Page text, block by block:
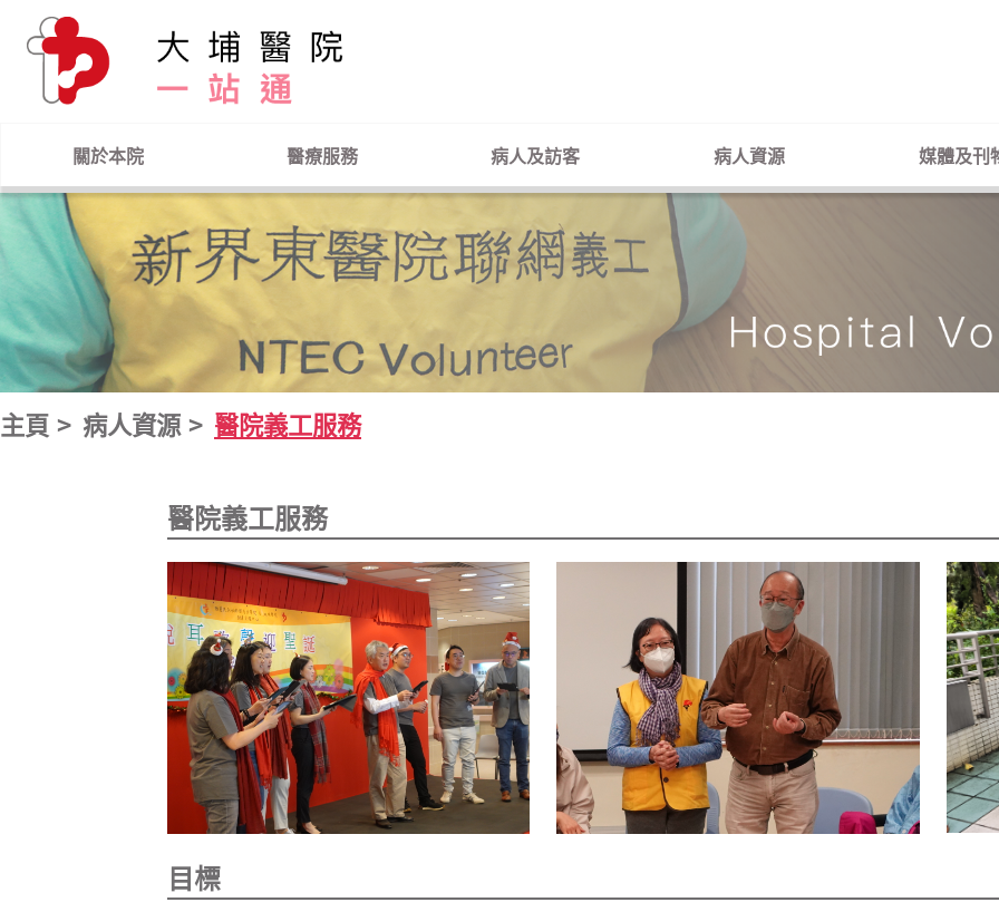
跳到主要內容
關於本院 醫療服務 病人及訪客 病人資源 媒體及刊
主頁 病人資源 醫院義工服務
醫院義工服務
目標